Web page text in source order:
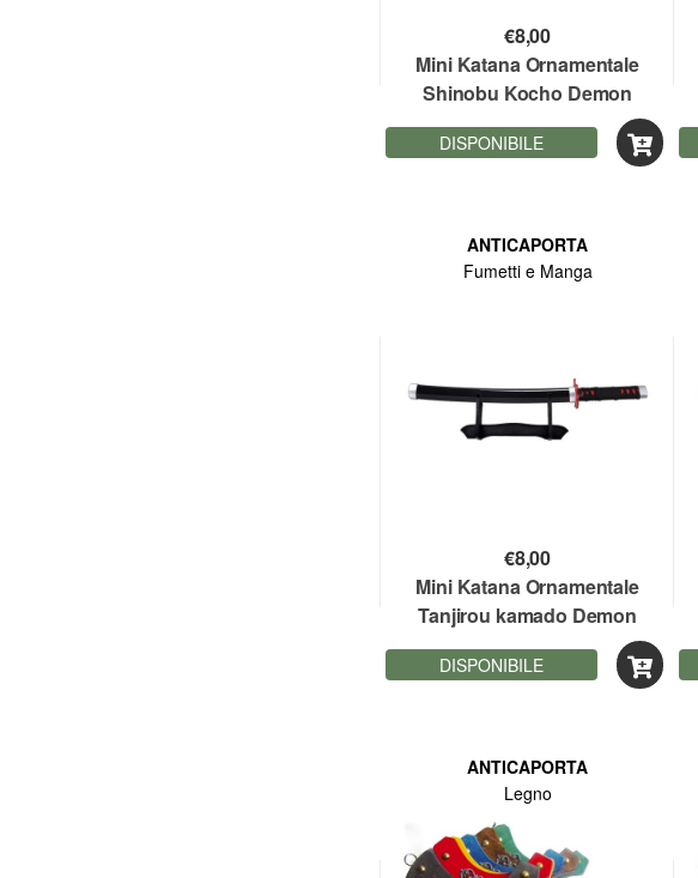
€8,00
Mini Katana Ornamentale
Shinobu Kocho Demon
Slayer 45 cm lama bamboo
DISPONIBILE
ANTICAPORTA
Fumetti e Manga
€8,00
Mini Katana Ornamentale
Tanjirou kamado Demon
Slayer 45 cm lama bamboo
DISPONIBILE
ANTICAPORTA
Legno